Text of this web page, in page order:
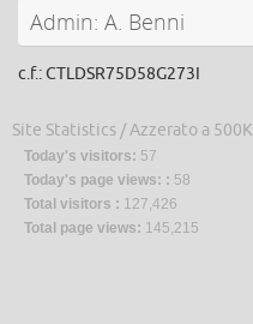
Admin: A. Benni
c.f.: CTLDSR75D58G273I
Site Statistics / Azzerato a 500K
Today's visitors: 57
Today's page views: : 58
Total visitors : 127,426
Total page views: 145,215